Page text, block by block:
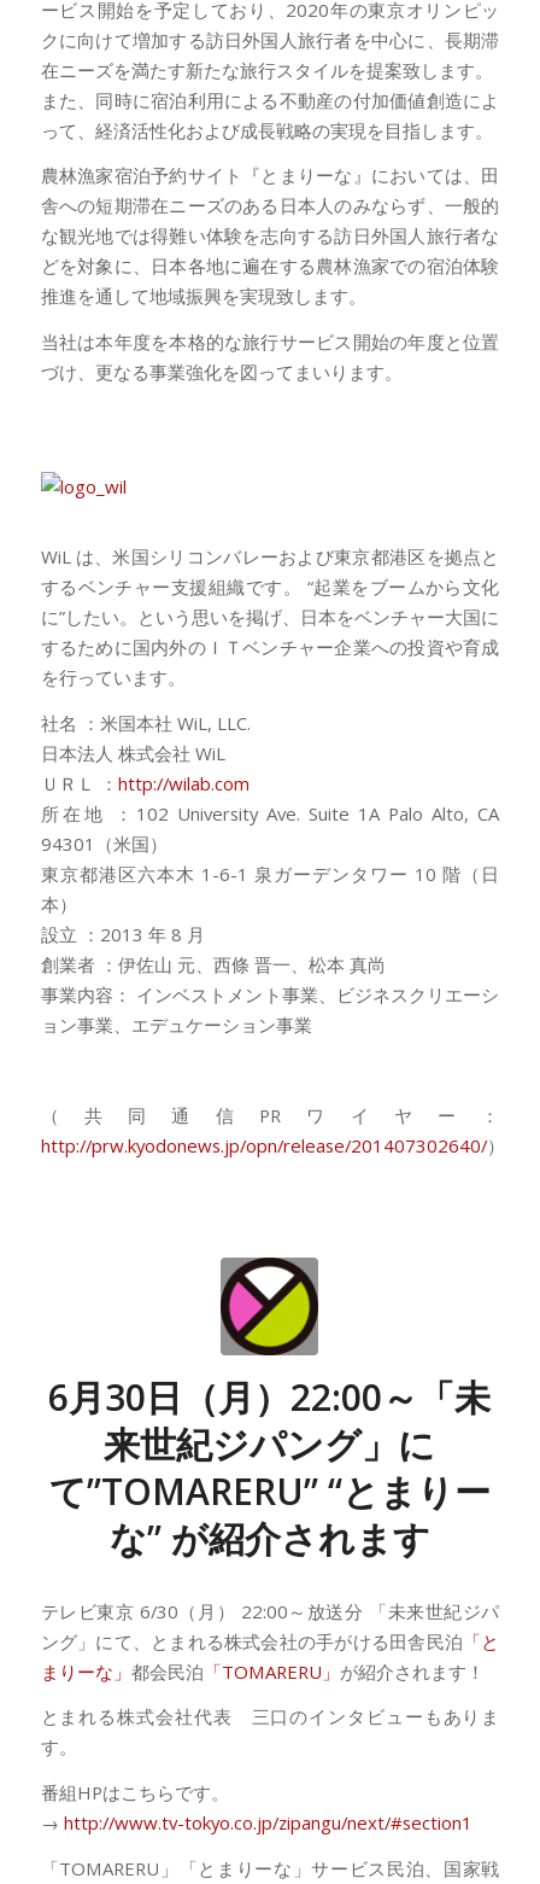
ービス開始を予定しており、2020年の東京オリンピッ
クに向けて増加する訪日外国人旅行者を中心に、長期滞
在ニーズを満たす新たな旅行スタイルを提案致します。
また、同時に宿泊利用による不動産の付加価値創造によ
って、経済活性化および成長戦略の実現を目指します。
農林漁家宿泊予約サイト『とまりーな』においては、田
舎への短期滞在ニーズのある日本人のみならず、一般的
な観光地では得難い体験を志向する訪日外国人旅行者な
どを対象に、日本各地に遍在する農林漁家での宿泊体験
推進を通して地域振興を実現致します。
当社は本年度を本格的な旅行サービス開始の年度と位置
づけ、更なる事業強化を図ってまいります。
WiL は、米国シリコンバレーおよび東京都港区を拠点と
するベンチャー支援組織です。 “起業をブームから文化
に”したい。という思いを掲げ、日本をベンチャー大国に
するために国内外のＩＴベンチャー企業への投資や育成
を行っています。
社名 ：米国本社 WiL, LLC.
日本法人 株式会社 WiL
ＵＲＬ ： http://wilab.com
所在地 ：102 University Ave. Suite 1A Palo Alto, CA
94301（米国）
東京都港区六本木 1-6-1 泉ガーデンタワー 10 階（日
本）
設立 ：2013 年 8 月
創業者 ：伊佐山 元、西條 晋一、松本 真尚
事業内容： インベストメント事業、ビジネスクリエーシ
ョン事業、エデュケーション事業
（共同通信PRワイヤー：
http://prw.kyodonews.jp/opn/release/201407302640/）
6月30日（月）22:00～「未
来世紀ジパング」に
て”TOMARERU” “とまりー
な” が紹介されます
テレビ東京 6/30（月） 22:00～放送分 「未来世紀ジパ
ング」にて、とまれる株式会社の手がける田舎民泊 「と
まりーな」 都会民泊 「TOMARERU」 が紹介されます！
とまれる株式会社代表 三口のインタビューもありま
す。
番組HPはこちらです。
→ http://www.tv-tokyo.co.jp/zipangu/next/#section1
「TOMARERU」「とまりーな」サービス民泊、国家戦